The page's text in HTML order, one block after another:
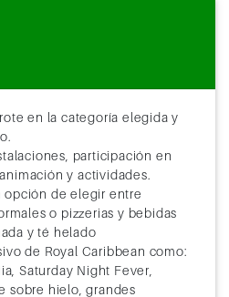
en la categoría elegida y
participación en
y actividades.
opción de elegir entre
o pizzerias y bebidas
y té helado
de Royal Caribbean como:
Saturday Night Fever,
sobre hielo, grandes